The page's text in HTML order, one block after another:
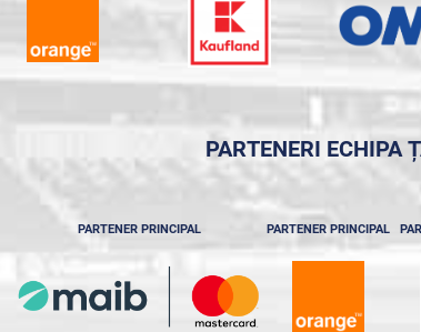
PARTENERI ECHIPA
PARTENER PRINCIPAL PARTENER PRINCIPAL